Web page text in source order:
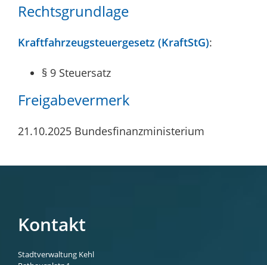
Rechtsgrundlage
Kraftfahrzeugsteuergesetz (KraftStG):
§ 9 Steuersatz
Freigabevermerk
21.10.2025 Bundesfinanzministerium
Kontakt
Stadtverwaltung Kehl